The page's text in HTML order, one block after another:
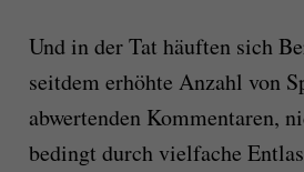
Und in der Tat häuften sich
seitdem erhöhte Anzahl von
abwertenden Kommentaren,
bedingt durch vielfache